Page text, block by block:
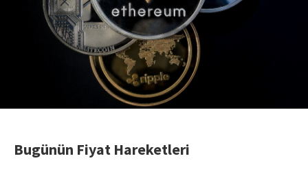
Bugünün Fiyat Hareketleri